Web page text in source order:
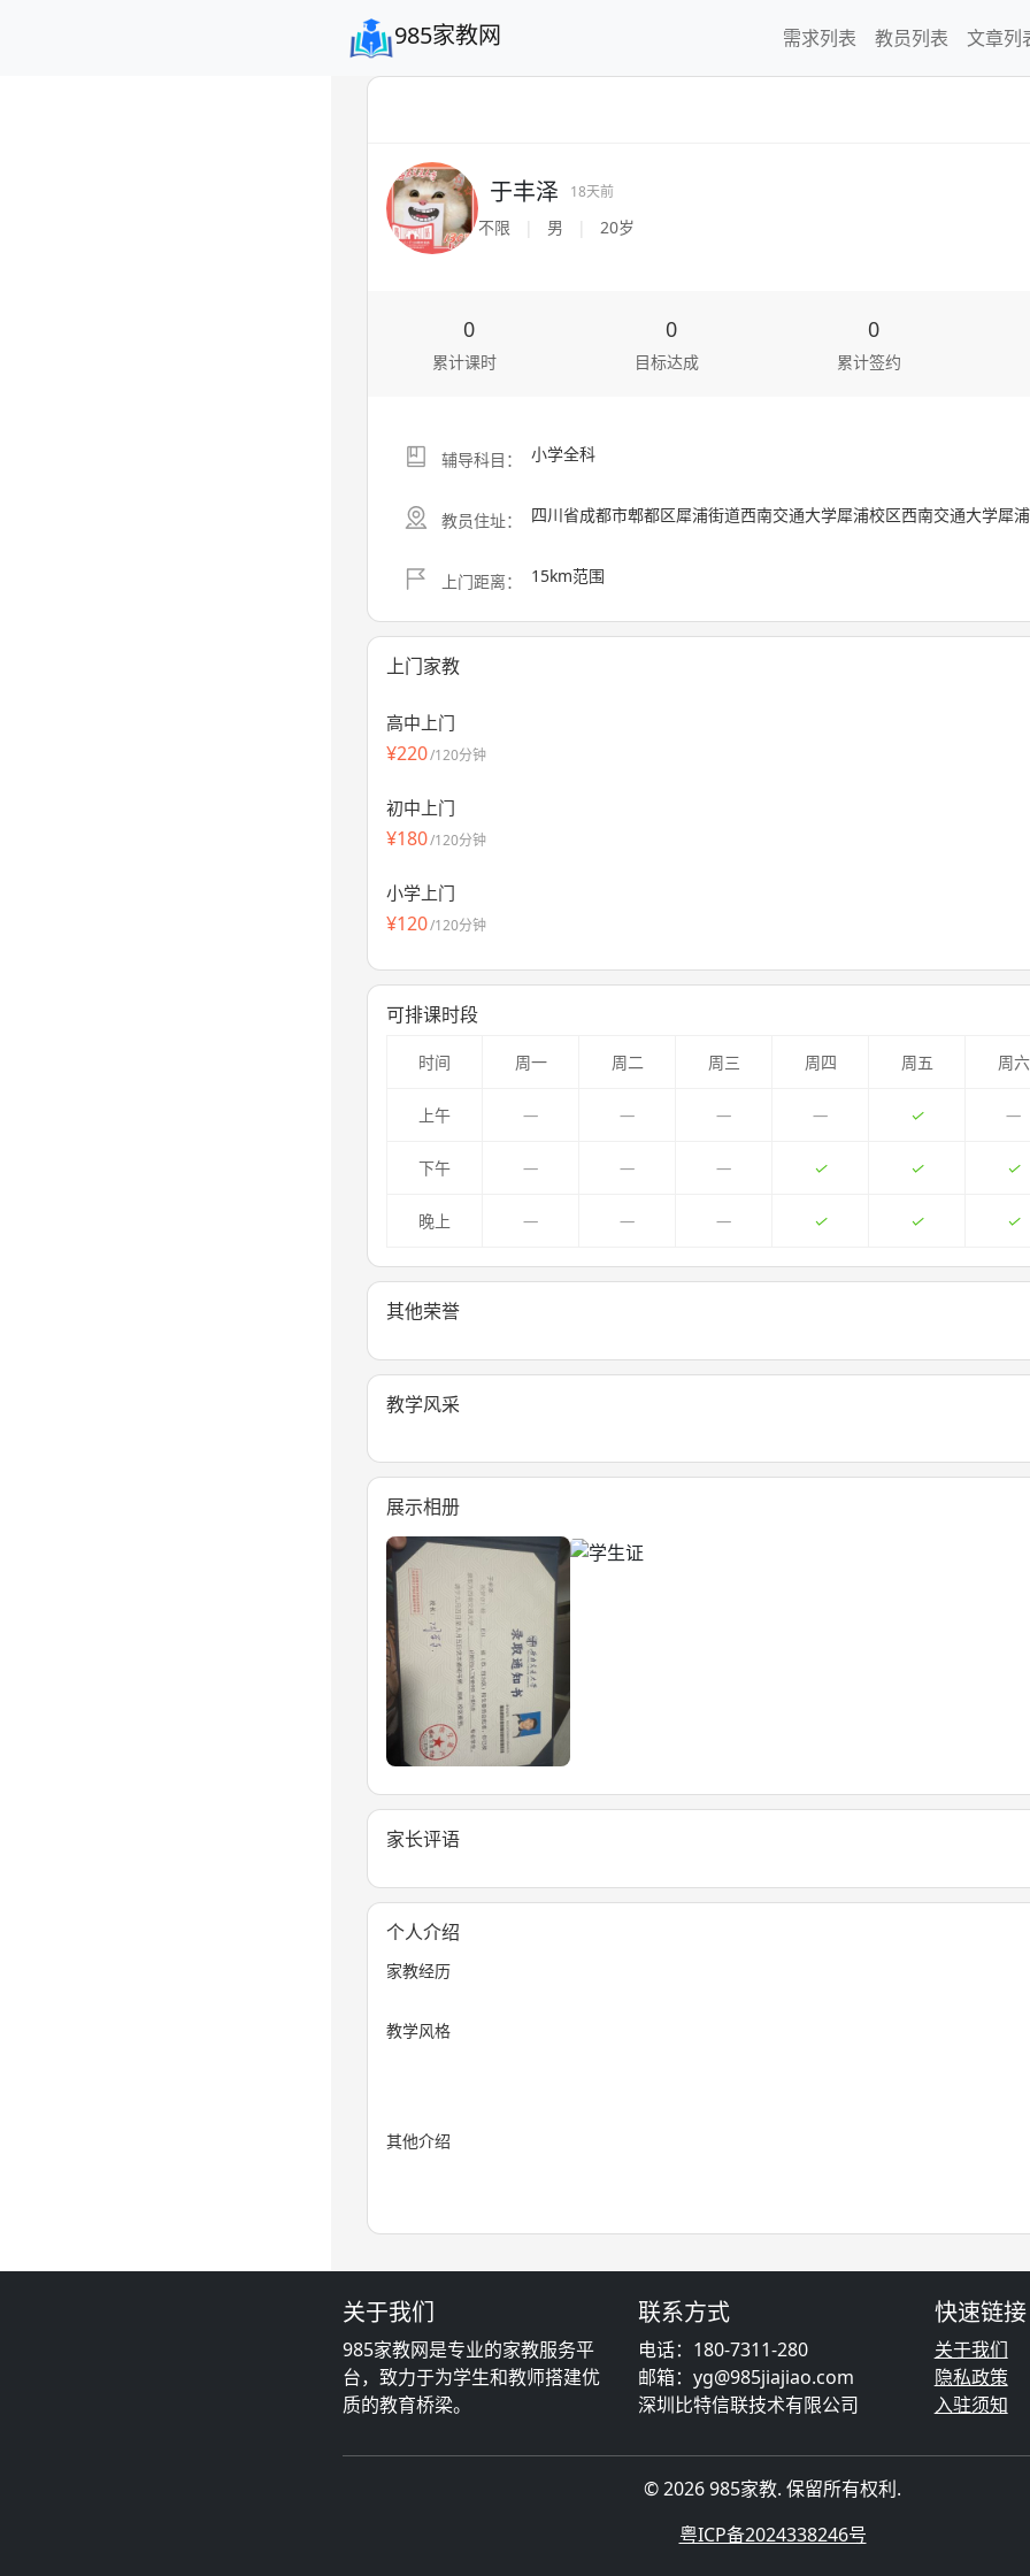
985家教网 需求列表 教员列表 文章列
于丰泽 18天前
不限 男 20岁
0
累计课时
0
目标达成
0
累计签约
辅导科目： 小学全科
教员住址： 四川省成都市郫都区犀浦街道西南交通大学犀浦校区西南交通大学犀
上门距离： 15km范围
上门家教
高中上门
¥220/120分钟
初中上门
¥180/120分钟
小学上门
¥120/120分钟
可排课时段
时间 周一 周二 周三 周四 周五 周六
上午
下午
晚上
其他荣誉
教学风采
展示相册
家长评语
个人介绍
家教经历
教学风格
其他介绍
关于我们
985家教网是专业的家教服务平
台，致力于为学生和教师搭建优
质的教育桥梁。
联系方式
电话：180-7311-280
邮箱：yg@985jiajiao.com
深圳比特信联技术有限公司
快速链接
关于我们
隐私政策
入驻须知
© 2026 985家教. 保留所有权利.
粤ICP备2024338246号